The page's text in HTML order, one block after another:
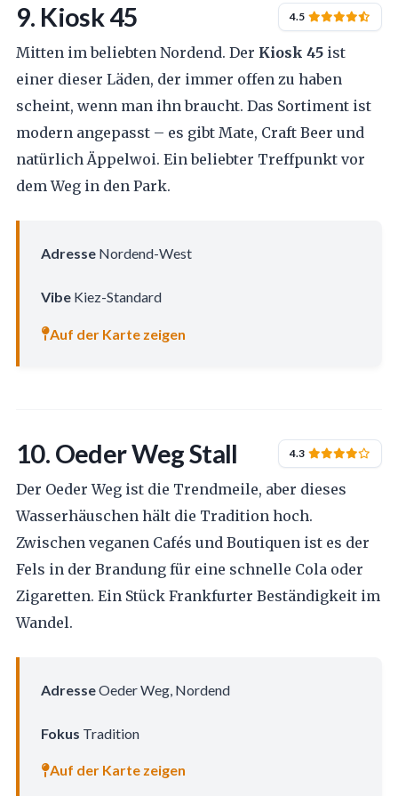
9. Kiosk 45 4.5
Mitten im beliebten Nordend. Der Kiosk 45ist
einer dieser Läden, der immer offen zu haben
scheint, wenn man ihn braucht. Das Sortiment ist
modern angepasst – es gibt Mate, Craft Beer und
natürlich Äppelwoi. Ein beliebter Treffpunkt vor
dem Weg in den Park.
AdresseNordend-West
VibeKiez-Standard
Auf der Karte zeigen
10. Oeder Weg Stall 4.3
Der Oeder Weg ist die Trendmeile, aber dieses
Wasserhäuschen hält die Tradition hoch.
Zwischen veganen Cafés und Boutiquen ist es der
Fels in der Brandung für eine schnelle Cola oder
Zigaretten. Ein Stück Frankfurter Beständigkeit im
Wandel.
AdresseOeder Weg, Nordend
Fokus Tradition
Auf der Karte zeigen